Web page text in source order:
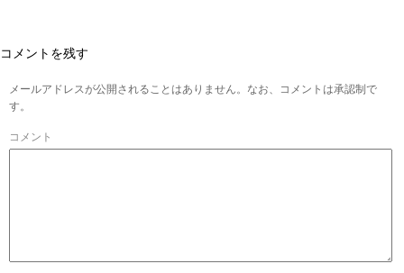
コメントを残す
メールアドレスが公開されることはありません。なお、コメントは承認制で
す。
コメント